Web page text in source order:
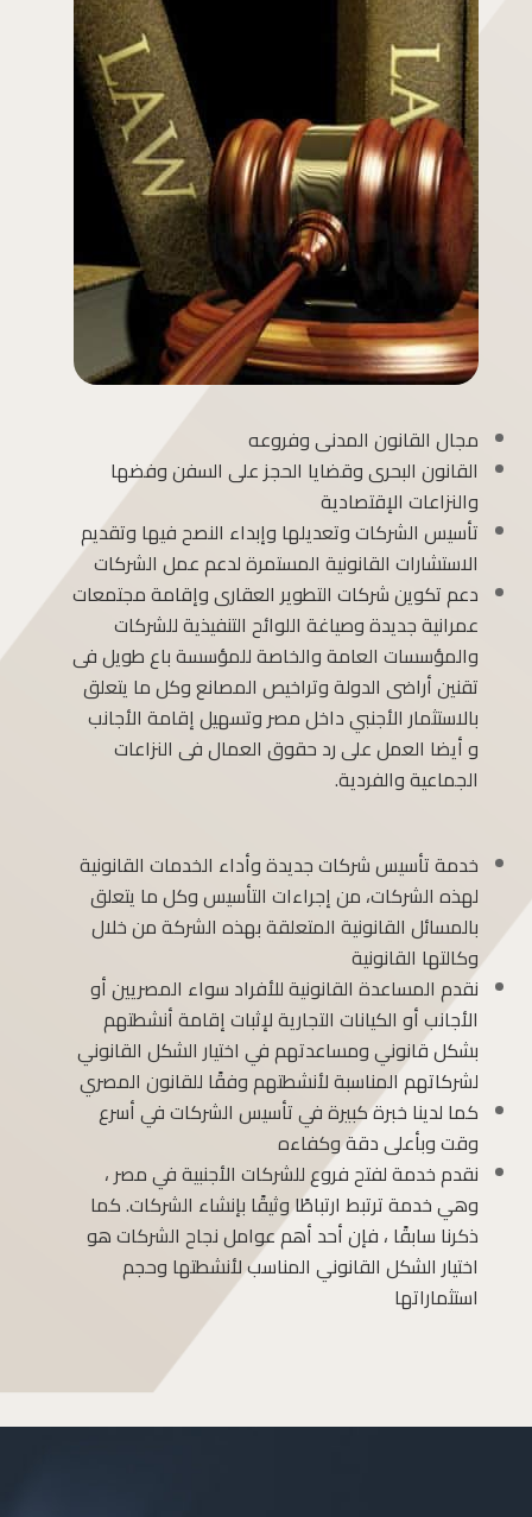
مجال القانون المدنى وفروعه
القانون البحرى وقضايا الحجز على السفن وفضها
والنزاعات الإقتصادية
تأسيس الشركات وتعديلها وإبداء النصح فيها وتقديم
الاستشارات القانونية المستمرة لدعم عمل الشركات
دعم تكوين شركات التطوير العقارى وإقامة مجتمعات
عمرانية جديدة وصياغة اللوائح التنفيذية للشركات
والمؤسسات العامة والخاصة للمؤسسة باع طويل فى
تقنين أراضى الدولة وتراخيص المصانع وكل ما يتعلق
بالاستثمار الأجنبي داخل مصر وتسهيل إقامة الأجانب
و أيضا العمل على رد حقوق العمال فى النزاعات
الجماعية والفردية.
خدمة تأسيس شركات جديدة وأداء الخدمات القانونية
لهذه الشركات، من إجراءات التأسيس وكل ما يتعلق
بالمسائل القانونية المتعلقة بهذه الشركة من خلال
وكالتها القانونية
نقدم المساعدة القانونية للأفراد سواء المصريين أو
الأجانب أو الكيانات التجارية لإثبات إقامة أنشطتهم
بشكل قانوني ومساعدتهم في اختيار الشكل القانوني
لشركاتهم المناسبة لأنشطتهم وفقًا للقانون المصري
كما لدينا خبرة كبيرة في تأسيس الشركات في أسرع
وقت وبأعلى دقة وكفاءه
نقدم خدمة لفتح فروع للشركات الأجنبية في مصر ،
وهي خدمة ترتبط ارتباطًا وثيقًا بإنشاء الشركات. كما
ذكرنا سابقًا ، فإن أحد أهم عوامل نجاح الشركات هو
اختيار الشكل القانوني المناسب لأنشطتها وحجم
استثماراتها